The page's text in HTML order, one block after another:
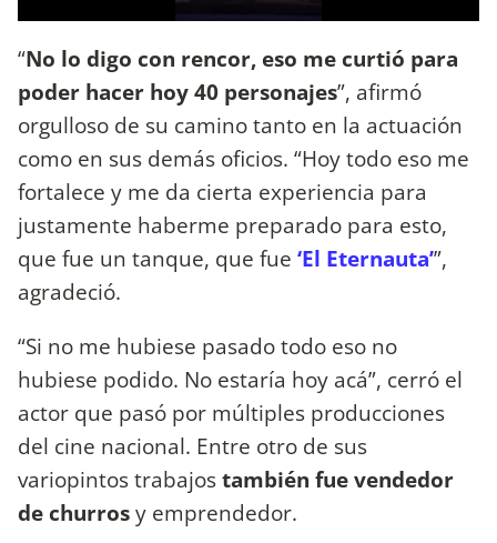
“No lo digo con rencor, eso me curtió para
poder hacer hoy 40 personajes”, afirmó
orgulloso de su camino tanto en la actuación
como en sus demás oficios. “Hoy todo eso me
fortalece y me da cierta experiencia para
justamente haberme preparado para esto,
que fue un tanque, que fue ‘El Eternauta’”,
agradeció.
“Si no me hubiese pasado todo eso no
hubiese podido. No estaría hoy acá”, cerró el
actor que pasó por múltiples producciones
del cine nacional. Entre otro de sus
variopintos trabajostambién fue vendedor
de churrosy emprendedor.